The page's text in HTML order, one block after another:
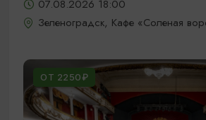
07.08.2026 18:00
Зеленоградск, Кафе «Соленая
ОТ 2250₽